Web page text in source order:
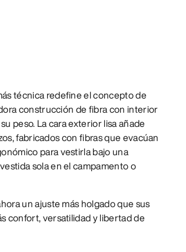
técnica redefine el concepto de
construcción de fibra con interior
peso. La cara exterior lisa añade
fabricados con fibras que evacúan
para vestirla bajo una
sola en el campamento o
un ajuste más holgado que sus
confort, versatilidad y libertad de